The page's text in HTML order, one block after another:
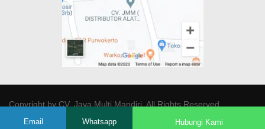
Copyright byCV. Java Multi Mandiri. All Rights Reserved.
Email Whatsapp Hubungi Kami